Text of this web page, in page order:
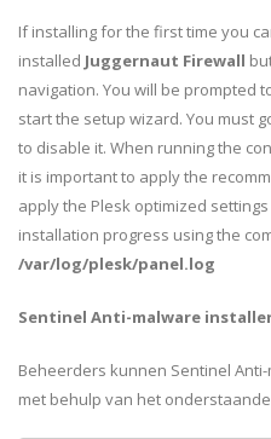
If installing for the first time you
installed Juggernaut Firewall
navigation. You will be prompted
start the setup wizard. You must
to disable it. When running the
it is important to apply the
apply the Plesk optimized
installation progress using the
/var/log/plesk/panel.log
Sentinel Anti-malware
Beheerders kunnen Sentinel
met behulp van het